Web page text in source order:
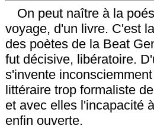
On peut naître à la
voyage, d'un livre. C'est
des poètes de la Beat
fut décisive, libératoire.
s'invente
littéraire trop formaliste
et avec elles l'incapacité
enfin ouverte.